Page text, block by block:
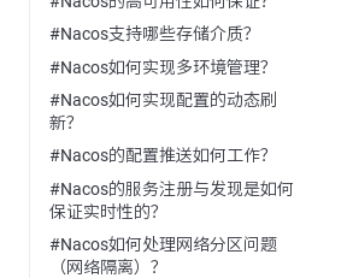
#Nacos支持哪些存储介质？
#Nacos如何实现多环境管理？
#Nacos如何实现配置的动态刷
新？
#Nacos的配置推送如何工作？
#Nacos的服务注册与发现是如何
保证实时性的？
#Nacos如何处理网络分区问题
（网络隔离）？